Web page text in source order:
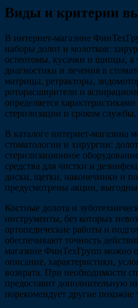
Виды и критерии
В интернет-магазине
наборы долот и молотков:
остеотомы, кусачки и щипцы,
диагностики и лечения в
матрицы, ретракторы,
роторасширители и
определяется
стерилизации и сроком службы.
В каталоге интернет-магазина
стоматологии и хирургии:
стерилизационное
средства для чистки и
диски, щетки, наконечники и
предусмотрены акции,
Костные долота и
инструменты, без которых
ортопедические работы и
обеспечивают точность
магазине ФинТехГрупп можно
описание, характеристики,
возврата. При необходимости
предоставит дополнительную
порекомендует другие похожие